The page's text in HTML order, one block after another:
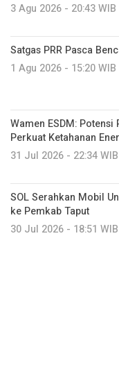
3 Agu 2026 - 20:43 WIB
Satgas PRR Pasca
1 Agu 2026 - 15:20 WIB
Wamen ESDM: Potensi
Perkuat Ketahanan
31 Jul 2026 - 22:34 WIB
SOL Serahkan Mobil
ke Pemkab Taput
30 Jul 2026 - 18:51 WIB